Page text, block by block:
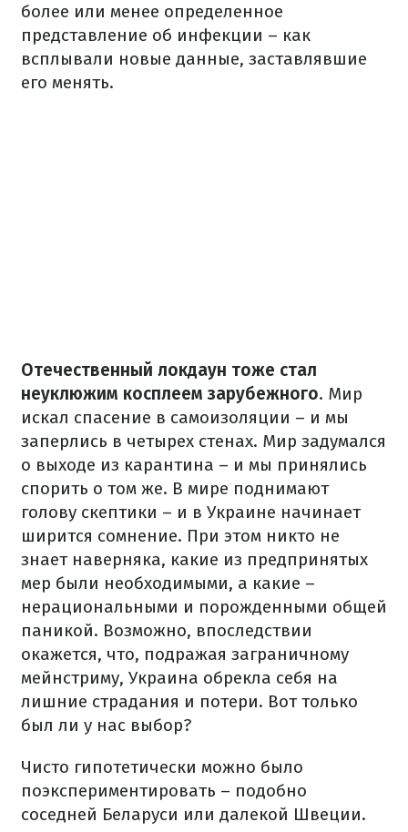
более или менее определенное
представление об инфекции – как
всплывали новые данные, заставлявшие
его менять.
Отечественный локдаун тоже стал
неуклюжим косплеем зарубежного. Мир
искал спасение в самоизоляции – и мы
заперлись в четырех стенах. Мир задумался
о выходе из карантина – и мы принялись
спорить о том же. В мире поднимают
голову скептики – и в Украине начинает
ширится сомнение. При этом никто не
знает наверняка, какие из предпринятых
мер были необходимыми, а какие –
нерациональными и порожденными общей
паникой. Возможно, впоследствии
окажется, что, подражая заграничному
мейнстриму, Украина обрекла себя на
лишние страдания и потери. Вот только
был ли у нас выбор?
Чисто гипотетически можно было
поэкспериментировать – подобно
соседней Беларуси или далекой Швеции.